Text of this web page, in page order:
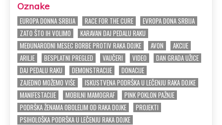
Oznake
EUROPA DONNA SRBIJA RACE FOR THE CURE
EVROPA DONA SRBIJA
ZATO ŠTO IH VOLIMO
KARAVAN DAJ PEDALU RAKU
MEĐUNARODNI MESEC BORBE PROTIV RAKA DOJKE
AVON
AKCIJE
ARILJE
BESPLATNI PREGLED VAUČERI VIDEO
DAN GRADA UŽICE
DAJ PEDALU RAKU
DEMONSTRACIJE
DONACIJE
ZAJEDNO MOŽEMO VIŠE
ISKUSTVENA PODRŠKA U LEČENJU RAKA DOJKE
MANIFESTACIJE
MOBILNI MAMOGRAF
PINK POKLON PAŽNJE
PODRŠKA ŽENAMA OBOLELIM OD RAKA DOJKE
PROJEKTI
PSIHOLOŠKA PODRŠKA U LEČENJU RAKA DOJKE